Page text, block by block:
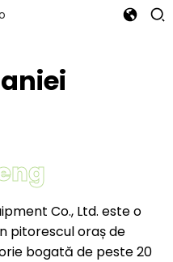
Co., Ltd. este o
pitorescul oraș de
bogată de peste 20